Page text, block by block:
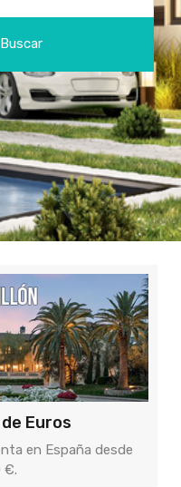
Buscar
Euros
en España desde
€.